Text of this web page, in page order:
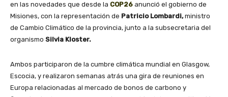
en las novedades que desde la COP26 anunció el gobierno de
Misiones, con la representación de Patricio Lombardi,ministro
de Cambio Climático de la provincia, junto a la subsecretaria del
organismo Silvia Kloster.
Ambos participaron de la cumbre climática mundial en Glasgow,
Escocia, y realizaron semanas atrás una gira de reuniones en
Europa relacionadas al mercado de bonos de carbono y